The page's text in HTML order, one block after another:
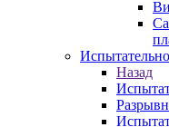
Назад